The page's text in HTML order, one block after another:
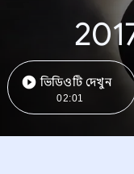
ভিডিওটি দেখুন
02:01